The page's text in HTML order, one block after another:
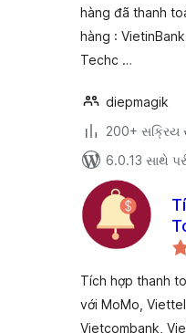
hàng đã thanh
hàng :
Techc …
diepmagik
200+ સક્રિય
6.0.13 સાથે
Tích hợp thanh
với MoMo,
Vietcombank,